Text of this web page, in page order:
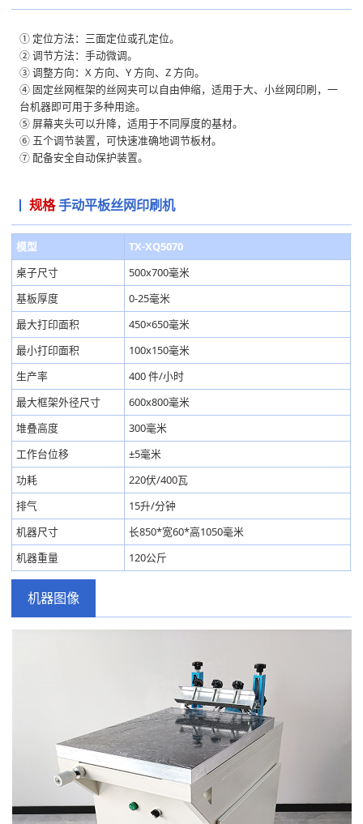
① 定位方法：三面定位或孔定位。
② 调节方法：手动微调。
③ 调整方向：X 方向、Y 方向、Z 方向。
④ 固定丝网框架的丝网夹可以自由伸缩，适用于大、小丝网印刷，一
台机器即可用于多种用途。
⑤ 屏幕夹头可以升降，适用于不同厚度的基材。
⑥ 五个调节装置，可快速准确地调节板材。
⑦ 配备安全自动保护装置。
规格手动平板丝网印刷机
模型
TX-XQ5070
桌子尺寸
500x700毫米
基板厚度
0-25毫米
最大打印面积
450×650毫米
最小打印面积
100x150毫米
生产率
400 件/小时
最大框架外径尺寸
600x800毫米
堆叠高度
300毫米
工作台位移
±5毫米
功耗
220伏/400瓦
排气
15升/分钟
机器尺寸
长850*宽60*高1050毫米
机器重量
120公斤
机器图像